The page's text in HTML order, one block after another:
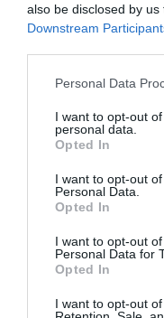
also be disclosed by
Downstream
Personal Data
I want to opt-out
personal data.
Opted In
I want to opt-out
Personal Data.
Opted In
I want to opt-out
Personal Data for
Opted In
I want to opt-out
Campen er åben for alle
planlægning og
Asperup, Oliver True
Deltagerne inddeles i
deltagere i hver gruppe.
Prisen pr. spiller 2.395
I prisen er følgende
2 ispas per dag -